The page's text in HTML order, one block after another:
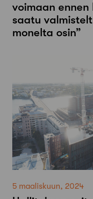
voimaan ennen
saatu
monelta osin”
5 maaliskuun, 2024